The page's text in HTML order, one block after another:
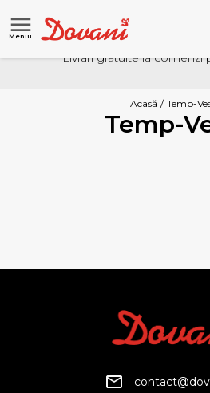
Meniu
Livrari gratuite la comenzi
Acasă / Temp-
Temp-